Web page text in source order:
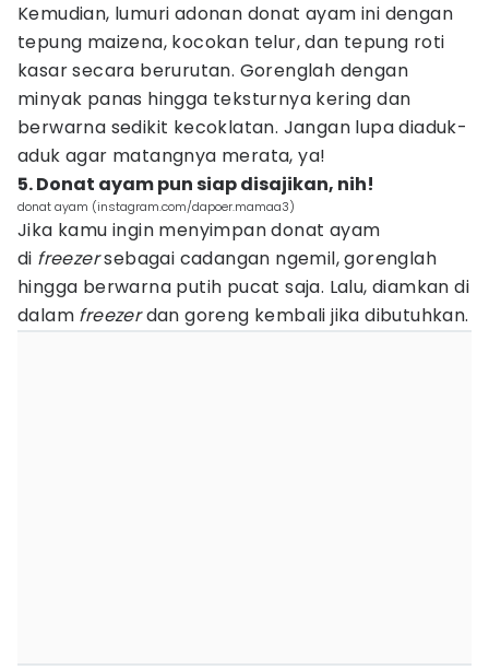
Kemudian, lumuri adonan donat ayam ini dengan
tepung maizena, kocokan telur, dan tepung roti
kasar secara berurutan. Gorenglah dengan
minyak panas hingga teksturnya kering dan
berwarna sedikit kecoklatan. Jangan lupa diaduk-
aduk agar matangnya merata, ya!
5. Donat ayam pun siap disajikan, nih!
donat ayam (instagram.com/dapoer.mamaa3)
Jika kamu ingin menyimpan donat ayam
di freezersebagai cadangan ngemil, gorenglah
hingga berwarna putih pucat saja. Lalu, diamkan di
dalam freezerdan goreng kembali jika dibutuhkan.